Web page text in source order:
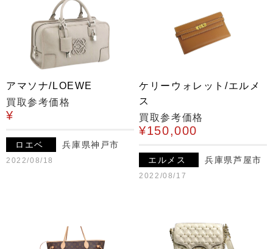
アマソナ/LOEWE
買取参考価格
¥
ロエベ 兵庫県神戸市
2022/08/18
ケリーウォレット/エルメ
ス
買取参考価格
¥150,000
エルメス 兵庫県芦屋市
2022/08/17